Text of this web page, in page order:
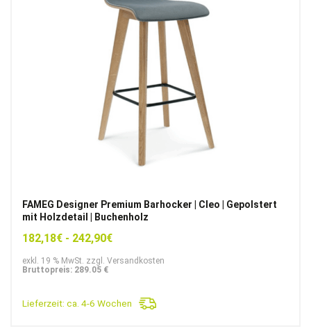
FAMEG Designer Premium Barhocker | Cleo | Gepolstert
mit Holzdetail | Buchenholz
182,18€ - 242,90€
exkl. 19 % MwSt. zzgl. Versandkosten
Bruttopreis: 289.05 €
Lieferzeit: ca. 4-6 Wochen